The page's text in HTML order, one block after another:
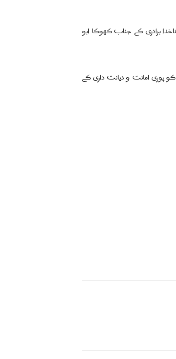
برادری کے جناب کھوکا ابو
کو پوری امانت و دیانت داری کے